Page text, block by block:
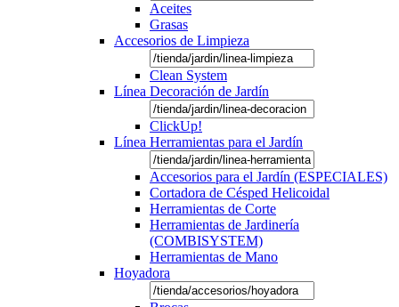
Aceites
Grasas
Accesorios de Limpieza
Clean System
Línea Decoración de Jardín
ClickUp!
Línea Herramientas para el Jardín
Accesorios para el Jardín (ESPECIALES)
Cortadora de Césped Helicoidal
Herramientas de Corte
Herramientas de Jardinería
(COMBISYSTEM)
Herramientas de Mano
Hoyadora